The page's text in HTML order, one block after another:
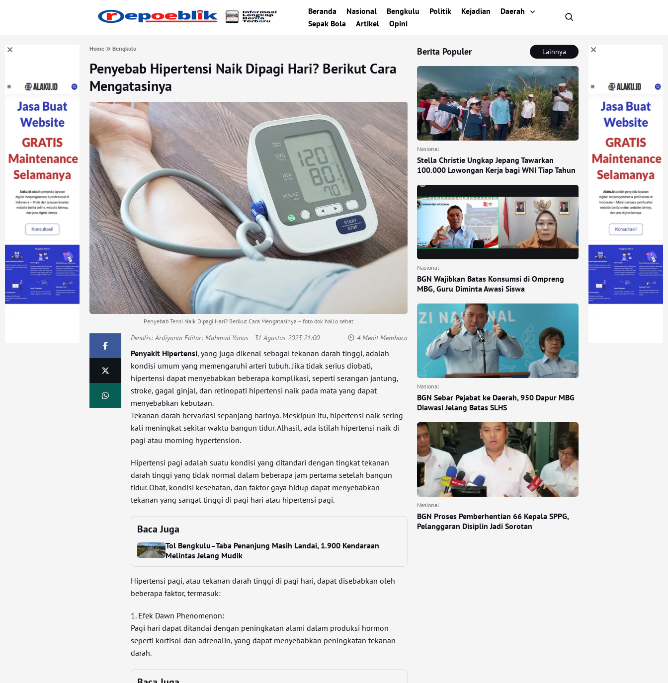
Beranda Nasional Bengkulu Politik Kejadian
Daerah
Sepak Bola
Artikel Opini
Home Bengkulu
Penyebab Hipertensi Naik Dipagi Hari? Berikut Cara
Mengatasinya
Penyebab Tensi Naik Dipagi Hari? Berikut Cara Mengatasinya – foto dok hallo sehat
Penulis:Ardiyanto Editor: Mahmud Yunus - 31 Agustus 2023 21:00 4 Menit Membaca
Penyakit Hipertensi, yang juga dikenal sebagai tekanan darah tinggi, adalah
kondisi umum yang memengaruhi arteri tubuh. Jika tidak serius diobati,
hipertensi dapat menyebabkan beberapa komplikasi, seperti serangan jantung,
stroke, gagal ginjal, dan retinopati hipertensi naik pada mata yang dapat
menyebabkan kebutaan.
Tekanan darah bervariasi sepanjang harinya. Meskipun itu, hipertensi naik sering
kali meningkat sekitar waktu bangun tidur. Alhasil, ada istilah hipertensi naik di
pagi atau morning hypertension.
Hipertensi pagi adalah suatu kondisi yang ditandari dengan tingkat tekanan
darah tinggi yang tidak normal dalam beberapa jam pertama setelah bangun
tidur. Obat, kondisi kesehatan, dan faktor gaya hidup dapat menyebabkan
tekanan yang sangat tinggi di pagi hari atau hipertensi pagi.
Baca Juga
Tol Bengkulu–Taba Penanjung Masih Landai, 1.900 Kendaraan
Melintas Jelang Mudik
Hipertensi pagi, atau tekanan darah tinggi di pagi hari, dapat disebabkan oleh
beberapa faktor, termasuk:
1. Efek Dawn Phenomenon:
Pagi hari dapat ditandai dengan peningkatan alami dalam produksi hormon
seperti kortisol dan adrenalin, yang dapat menyebabkan peningkatan tekanan
darah.
Berita Populer Lainnya
Nasional
Stella Christie Ungkap Jepang Tawarkan
100.000 Lowongan Kerja bagi WNI Tiap Tahun
Nasional
BGN Wajibkan Batas Konsumsi di Ompreng
MBG, Guru Diminta Awasi Siswa
Nasional
BGN Sebar Pejabat ke Daerah, 950 Dapur MBG
Diawasi Jelang Batas SLHS
Nasional
BGN Proses Pemberhentian 66 Kepala SPPG,
Pelanggaran Disiplin Jadi Sorotan